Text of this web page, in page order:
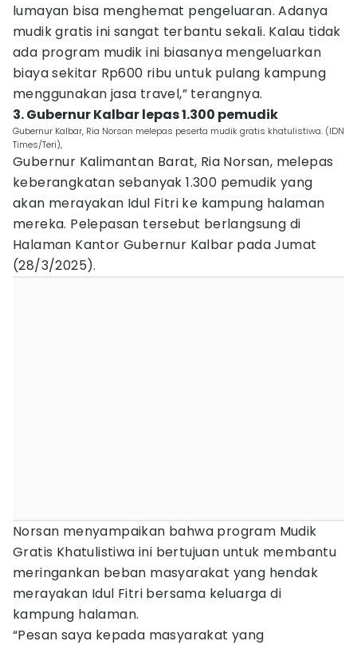
lumayan bisa menghemat pengeluaran. Adanya
mudik gratis ini sangat terbantu sekali. Kalau tidak
ada program mudik ini biasanya mengeluarkan
biaya sekitar Rp600 ribu untuk pulang kampung
menggunakan jasa travel,” terangnya.
3. Gubernur Kalbar lepas 1.300 pemudik
Gubernur Kalbar, Ria Norsan melepas peserta mudik gratis khatulistiwa. (IDN
Times/Teri),
Gubernur Kalimantan Barat, Ria Norsan, melepas
keberangkatan sebanyak 1.300 pemudik yang
akan merayakan Idul Fitri ke kampung halaman
mereka. Pelepasan tersebut berlangsung di
Halaman Kantor Gubernur Kalbar pada Jumat
(28/3/2025).
Norsan menyampaikan bahwa program Mudik
Gratis Khatulistiwa ini bertujuan untuk membantu
meringankan beban masyarakat yang hendak
merayakan Idul Fitri bersama keluarga di
kampung halaman.
“Pesan saya kepada masyarakat yang